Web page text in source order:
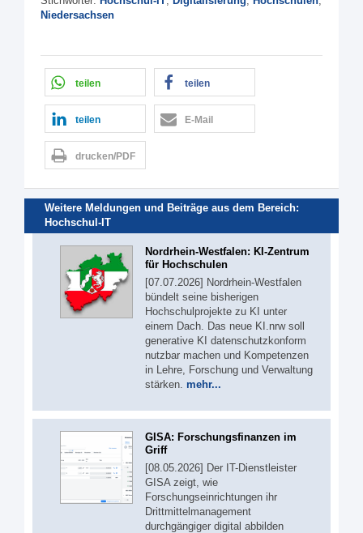
Niedersachsen
teilen teilen
teilen E-Mail
drucken/PDF
Weitere Meldungen und Beiträge aus dem Bereich:
Hochschul-IT
Nordrhein-Westfalen: KI-Zentrum
für Hochschulen
[07.07.2026] Nordrhein-Westfalen
bündelt seine bisherigen
Hochschulprojekte zu KI unter
einem Dach. Das neue KI.nrw soll
generative KI datenschutzkonform
nutzbar machen und Kompetenzen
in Lehre, Forschung und Verwaltung
stärken. mehr...
GISA: Forschungsfinanzen im
Griff
[08.05.2026] Der IT-Dienstleister
GISA zeigt, wie
Forschungseinrichtungen ihr
Drittmittelmanagement
durchgängiger digital abbilden